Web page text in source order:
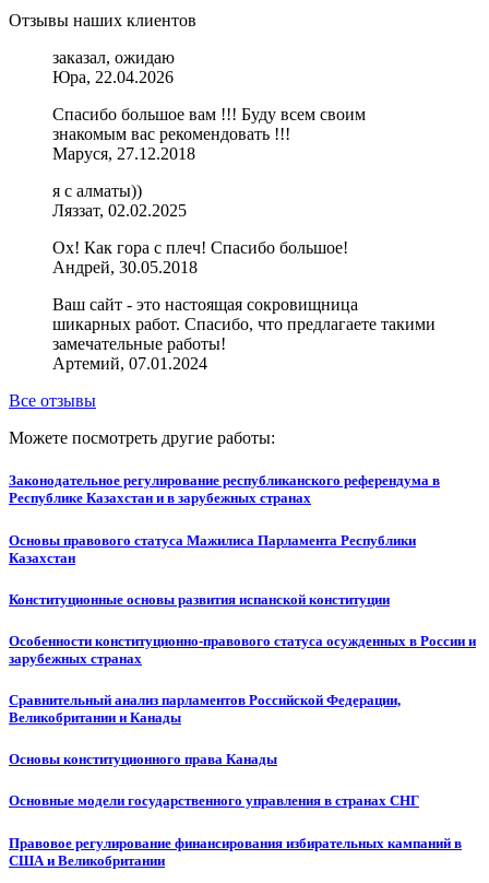
Отзывы наших клиентов
заказал, ожидаю
Юра, 22.04.2026
Спасибо большое вам !!! Буду всем своим
знакомым вас рекомендовать !!!
Маруся, 27.12.2018
я с алматы))
Ляззат, 02.02.2025
Ох! Как гора с плеч! Спасибо большое!
Андрей, 30.05.2018
Ваш сайт - это настоящая сокровищница
шикарных работ. Спасибо, что предлагаете такими
замечательные работы!
Артемий, 07.01.2024
Все отзывы
Можете посмотреть другие работы:
Законодательное регулирование республиканского референдума в
Республике Казахстан и в зарубежных странах
Основы правового статуса Мажилиса Парламента Республики
Казахстан
Конституционные основы развития испанской конституции
Особенности конституционно-правового статуса осужденных в России и
зарубежных странах
Сравнительный анализ парламентов Российской Федерации,
Великобритании и Канады
Основы конституционного права Канады
Основные модели государственного управления в странах СНГ
Правовое регулирование финансирования избирательных кампаний в
США и Великобритании